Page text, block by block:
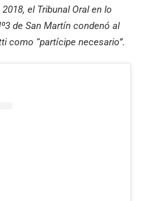
el Tribunal Oral en lo
de San Martín condenó al
como “partícipe necesario”.